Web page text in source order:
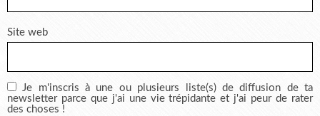
Site web
Je m'inscris à une ou plusieurs liste(s) de diffusion de ta
newsletter parce que j'ai une vie trépidante et j'ai peur de rater
des choses !